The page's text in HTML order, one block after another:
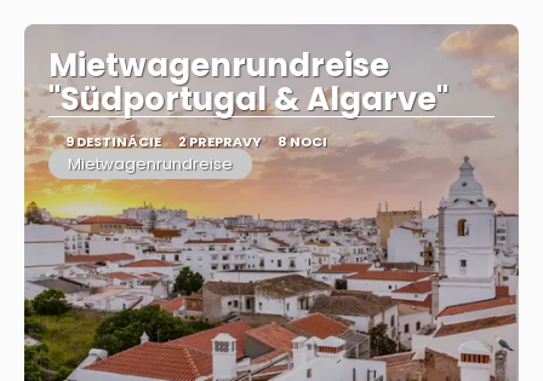
Mietwagenrundreise
"Südportugal & Algarve"
9 DESTINÁCIE 2 PREPRAVY 8 NOCI
Mietwagenrundreise